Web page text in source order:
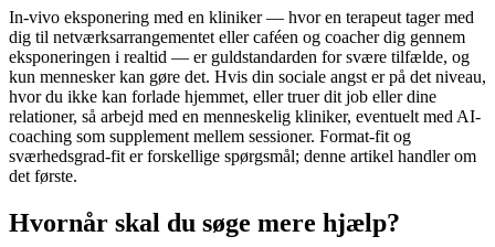
In-vivo eksponering med en kliniker — hvor en terapeut tager med
dig til netværksarrangementet eller caféen og coacher dig gennem
eksponeringen i realtid — er guldstandarden for svære tilfælde, og
kun mennesker kan gøre det. Hvis din sociale angst er på det niveau,
hvor du ikke kan forlade hjemmet, eller truer dit job eller dine
relationer, så arbejd med en menneskelig kliniker, eventuelt med AI-
coaching som supplement mellem sessioner. Format-fit og
sværhedsgrad-fit er forskellige spørgsmål; denne artikel handler om
det første.
Hvornår skal du søge mere hjælp?